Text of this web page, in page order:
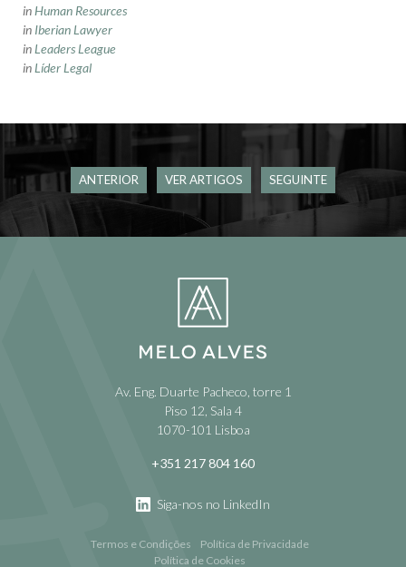
in Human Resources
in Iberian Lawyer
in Leaders League
in Líder Legal
ANTERIOR VER ARTIGOS SEGUINTE
Av. Eng. Duarte Pacheco, torre 1
Piso 12, Sala 4
1070-101 Lisboa
+351 217 804 160
Siga-nos no LinkedIn
Termos e Condições
Política de Privacidade
Política de Cookies